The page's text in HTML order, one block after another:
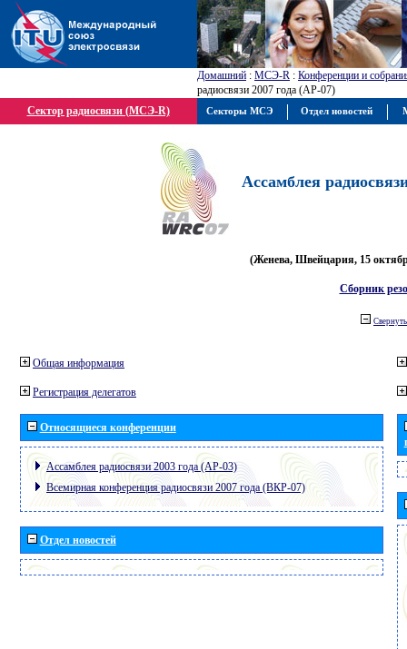
Домашний : МСЭ-R : Конференции и
радиосвязи 2007 года (АР-07)
Сектор радиосвязи (МСЭ-R)
Ассамблея
(Женева, Швейцария, 15
Сборник
Свернуть
Общая информация
Регистрация делегатов
Относящиеся конференции
Ассамблея радиосвязи 2003 года (АР-03)
Всемирная конференция радиосвязи 2007 года (ВКР-07)
Отдел новостей
Секторы МСЭ Отдел новостей